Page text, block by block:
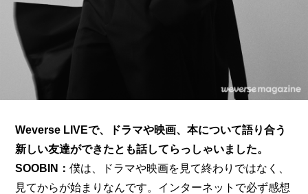
Weverse LIVEで、ドラマや映画、本について語り合う
新しい友達ができたとも話してらっしゃいました。
SOOBIN：僕は、ドラマや映画を見て終わりではなく、
見てからが始まりなんです。インターネットで必ず感想